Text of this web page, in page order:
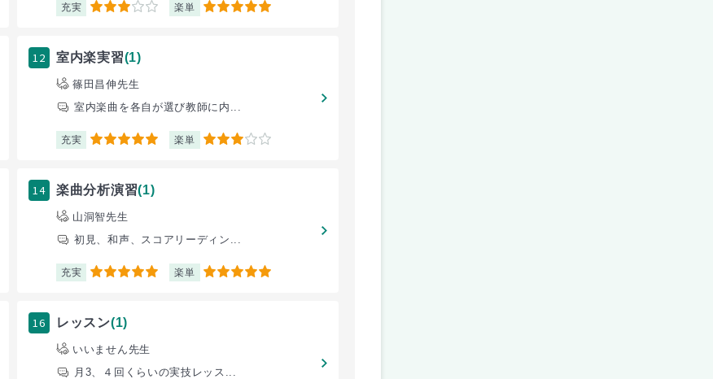
充実 3 楽単 5
12 室内楽実習(1)
篠田昌伸先生
室内楽曲を各自が選び教師に内...
充実 5 楽単 3
14 楽曲分析演習(1)
山洞智先生
初見、和声、スコアリーディン...
充実 5 楽単 5
16 レッスン(1)
いいません先生
月3、４回くらいの実技レッス...